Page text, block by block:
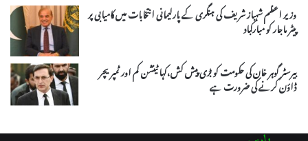
وزیر اعظم شہباز شریف کی ہنگری کے پارلیمانی انتخابات میں کامیابی پر
پیٹر ماجار کو مبارکباد
بیرسٹر گوہر خان کی حکومت کو بڑی پیش کش،کہا ٹینشن کم اور ٹمپریچر
ڈاؤن کرنے کی ضرورت ہے